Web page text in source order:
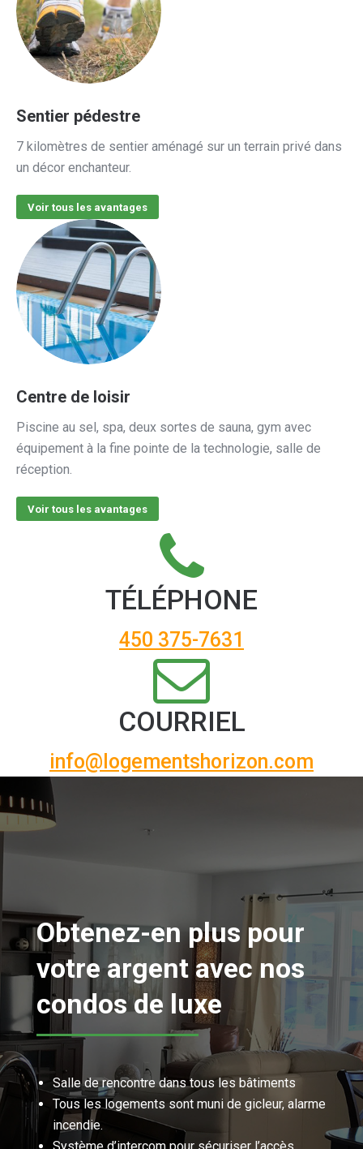
Sentier pédestre
7 kilomètres de sentier aménagé sur un terrain privé dans
un décor enchanteur.
Voir tous les avantages
Centre de loisir
Piscine au sel, spa, deux sortes de sauna, gym avec
équipement à la fine pointe de la technologie, salle de
réception.
Voir tous les avantages
TÉLÉPHONE
450 375-7631
COURRIEL
info@logementshorizon.com
Obtenez-en plus pour
votre argent avec nos
condos de luxe
Salle de rencontre dans tous les bâtiments
Tous les logements sont muni de gicleur, alarme
incendie.